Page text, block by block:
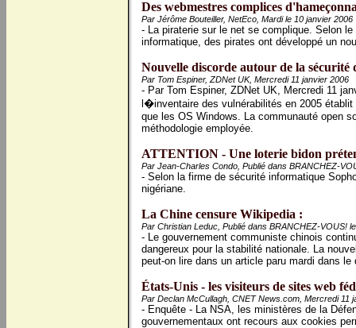
Des webmestres complices
Par Jérôme Bouteiller, NetEco, Mardi le 10 janvier 2006
- La piraterie sur le net se complique. Selon
informatique, des pirates ont développé un
Nouvelle discorde autour de la sécurité
Par Tom Espiner, ZDNet UK, Mercredi 11 janvier 2006
- Par Tom Espiner, ZDNet UK, Mercredi 11
l�inventaire des vulnérabilités en 2005
que les OS Windows. La communauté open
méthodologie employée.
ATTENTION - Une loterie bidon
Par Jean-Charles Condo, Publié dans BRANCHEZ-
- Selon la firme de sécurité informatique
nigériane.
La Chine censure Wikipedia :
Par Christian Leduc, Publié dans BRANCHEZ-VOUS!
- Le gouvernement communiste chinois
dangereux pour la stabilité nationale. La
peut-on lire dans un article paru mardi dans
États-Unis - les visiteurs de sites web
Par Declan McCullagh, CNET News.com, Mercredi 11
- Enquête - La NSA, les ministères de la
gouvernementaux ont recours aux cookies